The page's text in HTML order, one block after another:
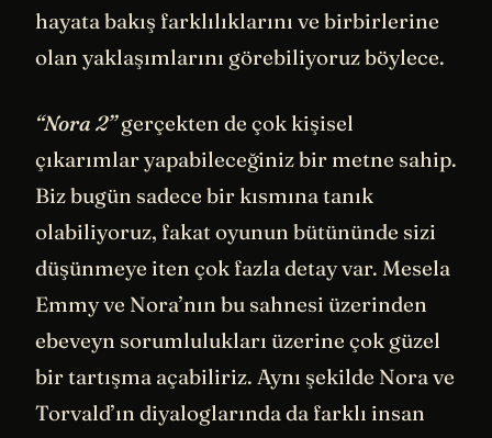
hayata bakış farklılıklarını ve birbirlerine
olan yaklaşımlarını görebiliyoruz böylece.
“Nora 2”gerçekten de çok kişisel
çıkarımlar yapabileceğiniz bir metne sahip.
Biz bugün sadece bir kısmına tanık
olabiliyoruz, fakat oyunun bütününde sizi
düşünmeye iten çok fazla detay var. Mesela
Emmy ve Nora’nın bu sahnesi üzerinden
ebeveyn sorumlulukları üzerine çok güzel
bir tartışma açabiliriz. Aynı şekilde Nora ve
Torvald’ın diyaloglarında da farklı insan